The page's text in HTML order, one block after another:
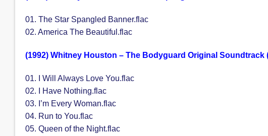
01. The Star Spangled Banner.flac
02. America The Beautiful.flac
(1992) Whitney Houston – The Bodyguard Original Soundtrack
01. I Will Always Love You.flac
02. I Have Nothing.flac
03. I’m Every Woman.flac
04. Run to You.flac
05. Queen of the Night.flac